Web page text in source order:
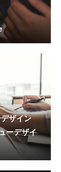
ザイン
ーデザイ